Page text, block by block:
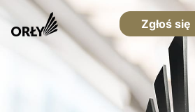
Zgłoś się